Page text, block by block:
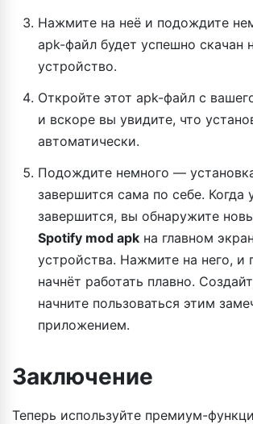
Нажмите на неё и подождите
apk-файл будет успешно скачан
устройство.
Откройте этот apk-файл с
и вскоре вы увидите, что
автоматически.
Подождите немного —
завершится сама по себе. Когда
завершится, вы обнаружите
Spotify mod apk на главном
устройства. Нажмите на него, и
начнёт работать плавно.
начните пользоваться этим
приложением.
Заключение
Теперь используйте премиум-